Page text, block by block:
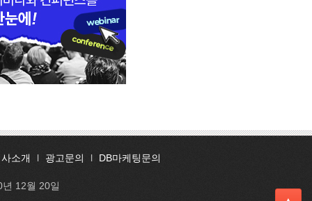
소개 l 광고문의 l DB마케팅문의
12월 20일